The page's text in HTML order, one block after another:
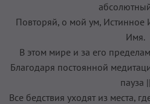
Повторяй, о мой ум,
Имя.
В этом мире и за его
Благодаря постоянной
пауза ||
Все бедствия уходят из места,